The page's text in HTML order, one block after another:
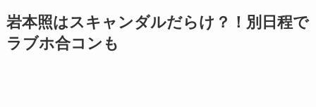
岩本照はスキャンダルだらけ？！別日程で
ラブホ合コンも